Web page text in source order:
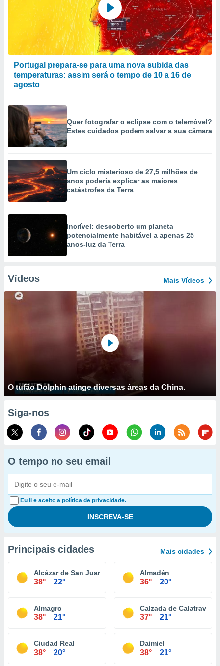
Portugal prepara-se para uma nova subida das
temperaturas: assim será o tempo de 10 a 16 de
agosto
Quer fotografar o eclipse com o telemóvel?
Estes cuidados podem salvar a sua câmara
Um ciclo misterioso de 27,5 milhões de
anos poderia explicar as maiores
catástrofes da Terra
Incrível: descoberto um planeta
potencialmente habitável a apenas 25
anos-luz da Terra
Vídeos Mais Vídeos
O tufão Dolphin atinge diversas áreas da China.
Siga-nos
O tempo no seu email
Eu li e aceito a política de privacidade.
Principais cidades Mais cidades
Alcázar de San Juan
38° 22°
Almadén
36° 20°
Almagro
38° 21°
Calzada de Calatrava
37° 21°
Ciudad Real
38° 20°
Daimiel
38° 21°